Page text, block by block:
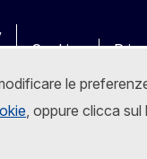
le
, oppure clicca sul
Cookies